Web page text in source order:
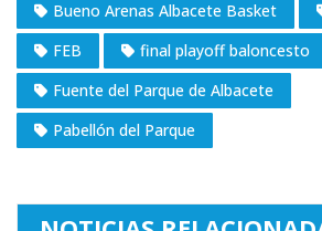
Bueno Arenas Albacete Basket
FEB
final playoff baloncesto
Fuente del Parque de Albacete
Pabellón del Parque